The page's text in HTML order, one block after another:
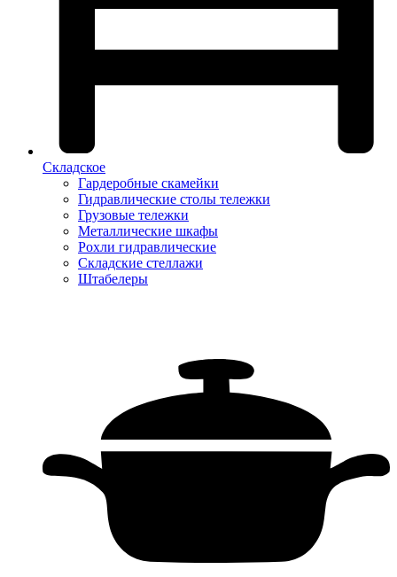
Складское
Гардеробные скамейки
Гидравлические столы тележки
Грузовые тележки
Металлические шкафы
Рохли гидравлические
Складские стеллажи
Штабелеры